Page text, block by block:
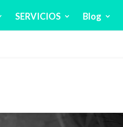
SERVICIOS Blog